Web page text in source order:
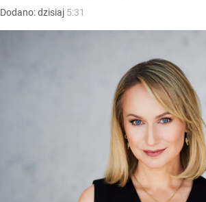
Dodano:dzisiaj 5:31